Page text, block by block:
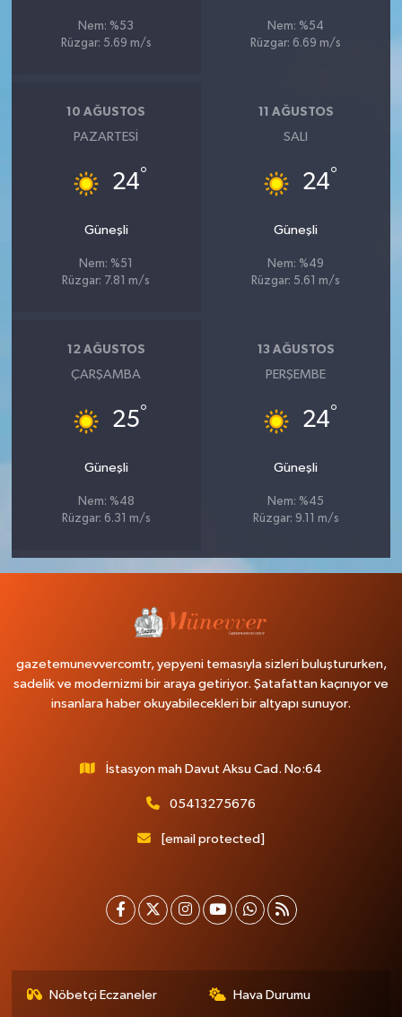
Nem: %53
Rüzgar: 5.69 m/s
Nem: %54
Rüzgar: 6.69 m/s
10 AĞUSTOS
PAZARTESI
24°
Güneşli
Nem: %51
Rüzgar: 7.81 m/s
11 AĞUSTOS
SALI
24°
Güneşli
Nem: %49
Rüzgar: 5.61 m/s
12 AĞUSTOS
ÇARŞAMBA
25°
Güneşli
Nem: %48
Rüzgar: 6.31 m/s
13 AĞUSTOS
PERŞEMBE
24°
Güneşli
Nem: %45
Rüzgar: 9.11 m/s
gazetemunevvercomtr, yepyeni temasıyla sizleri buluştururken,
sadelik ve modernizmi bir araya getiriyor. Şatafattan kaçınıyor ve
insanlara haber okuyabilecekleri bir altyapı sunuyor.
İstasyon mah Davut Aksu Cad. No:64
05413275676
[email protected]
Nöbetçi Eczaneler Hava Durumu